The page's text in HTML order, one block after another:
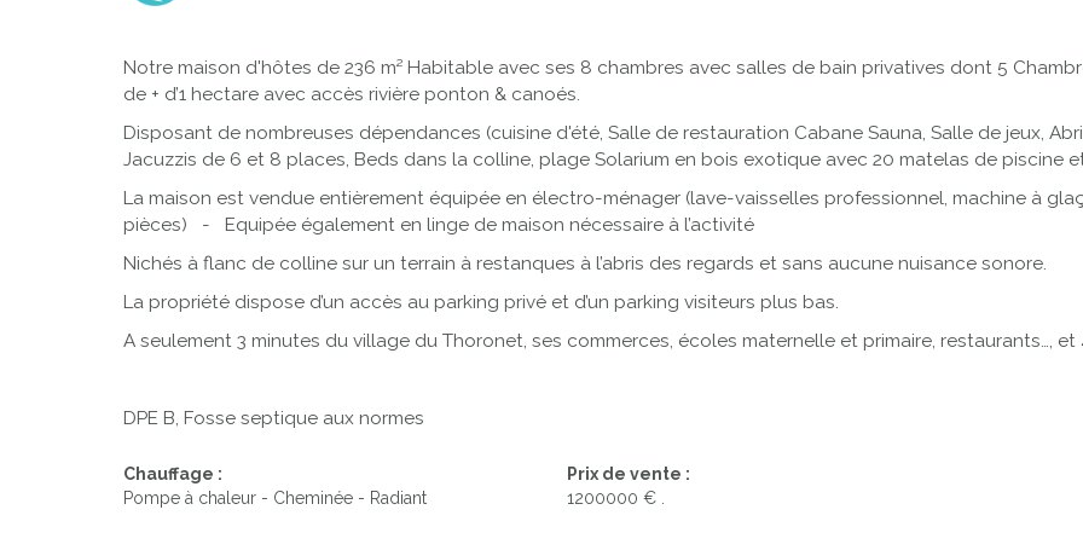
Notre maison d'hôtes de 236 m² Habitable avec ses 8 chambres avec salles de bain privatives dont 5
de + d’1 hectare avec accès rivière ponton & canoés.
Disposant de nombreuses dépendances (cuisine d'été, Salle de restauration Cabane Sauna, Salle de jeux,
Jacuzzis de 6 et 8 places, Beds dans la colline, plage Solarium en bois exotique avec 20 matelas de piscine
La maison est vendue entièrement équipée en électro-ménager (lave-vaisselles professionnel, machine à
pièces) - Equipée également en linge de maison nécessaire à l’activité
Nichés à flanc de colline sur un terrain à restanques à l’abris des regards et sans aucune nuisance sonore.
La propriété dispose d’un accès au parking privé et d’un parking visiteurs plus bas.
A seulement 3 minutes du village du Thoronet, ses commerces, écoles maternelle et primaire, restaurants…, et
DPE B, Fosse septique aux normes
Chauffage :
Pompe à chaleur - Cheminée - Radiant
Prix de vente :
1200000 € .